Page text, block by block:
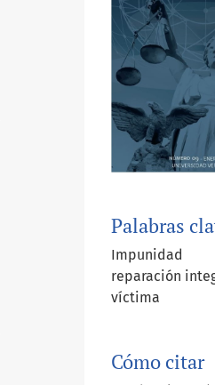
Palabras
Impunidad
reparación
víctima
Cómo citar